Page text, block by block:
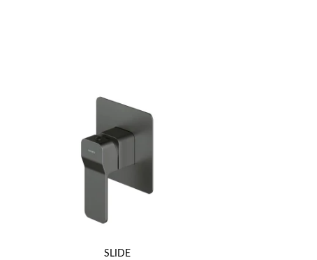
SLIDE